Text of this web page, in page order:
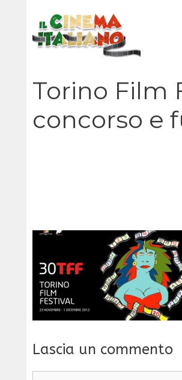
contenuto
Torino Film
concorso e
Lascia un commento